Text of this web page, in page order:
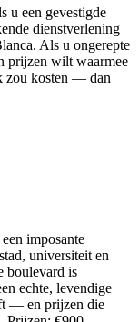
u een gevestigde
dienstverlening
Als u ongerepte
prijzen wilt waarmee
zou kosten — dan
imposante
universiteit en
boulevard is
echte, levendige
— en prijzen die